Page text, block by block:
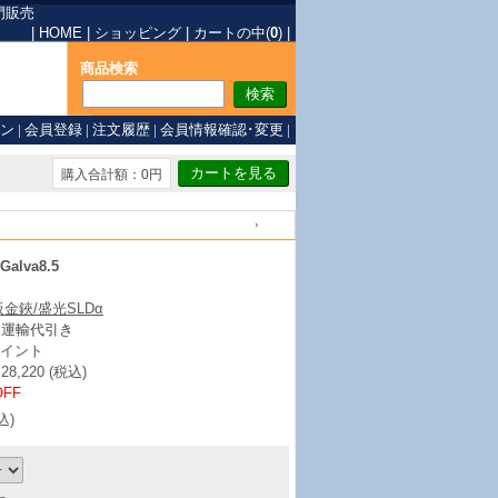
販売
HOME ショッピング カートの中(0)
商品検索
| 会員登録 | 注文履歴 | 会員情報確認･変更 |
購入合計額：0円
金鋏/盛光SLDα
輸代引き
ント
(税込)
)